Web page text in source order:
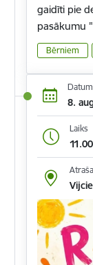
gaidīti pie
pasākumu
Bērniem
8.
Laiks